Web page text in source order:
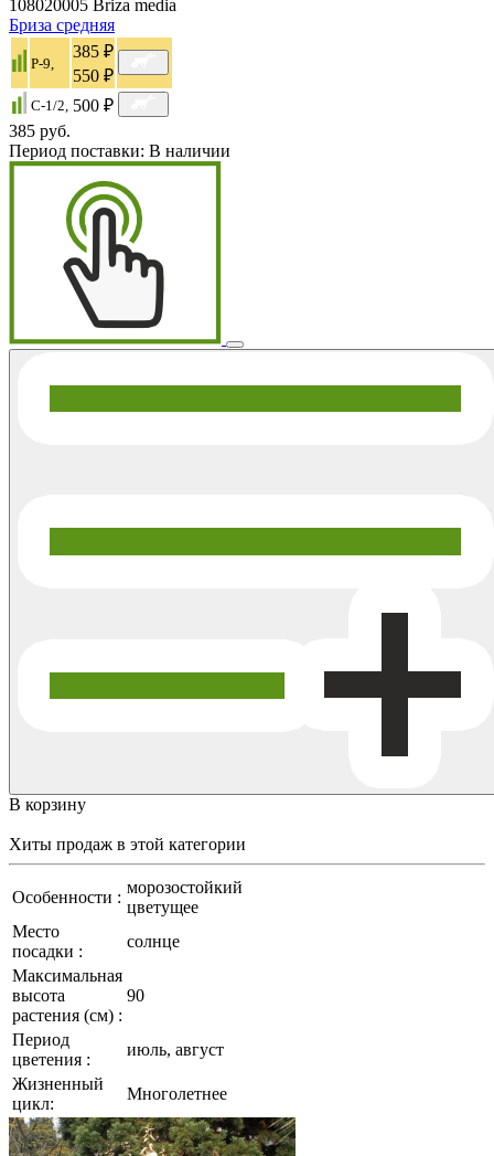
108020005 Briza media
Бриза средняя
P-9,
385 ₽
550 ₽
C-1/2, 500 ₽
385 руб.
Период поставки: В наличии
В корзину
Хиты продаж в этой категории
Особенности :
морозостойкий
цветущее
Место
посадки :
солнце
Максимальная
высота
растения (см) :
90
Период
цветения :
июль, август
Жизненный
цикл:
Многолетнее